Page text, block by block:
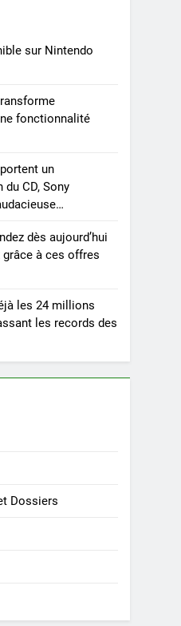
sur Nintendo
fonctionnalité
un
CD, Sony
dès aujourd’hui
grâce à ces offres
les 24 millions
les records des
Dossiers